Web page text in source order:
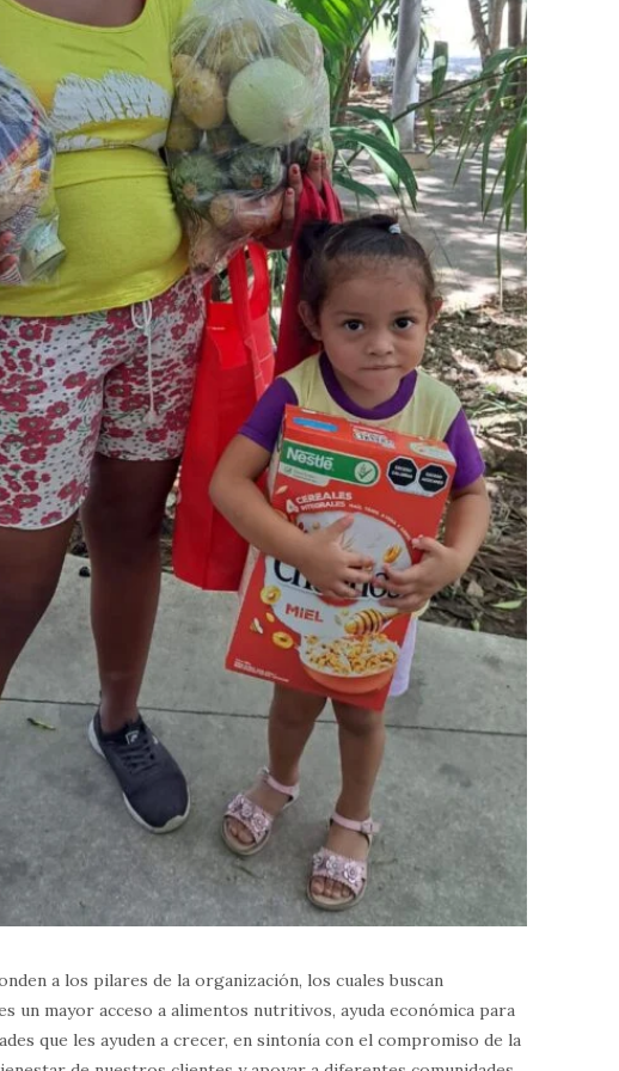
a los pilares de la organización, los cuales buscan
un mayor acceso a alimentos nutritivos, ayuda económica para
que les ayuden a crecer, en sintonía con el compromiso de la